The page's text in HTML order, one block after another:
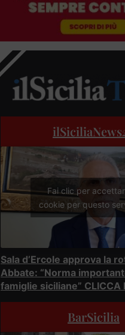
ilSiciliaNews
Fai clic per
cookie per questo
Sala d’Ercole approva la
Abbate: “Norma
famiglie siciliane” CLICCA
BarSicilia